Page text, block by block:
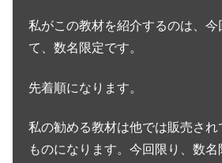
私がこの教材を紹介するのは、今
て、数名限定です。
先着順になります。
私の勧める教材は他では販売され
ものになります。今回限り、数